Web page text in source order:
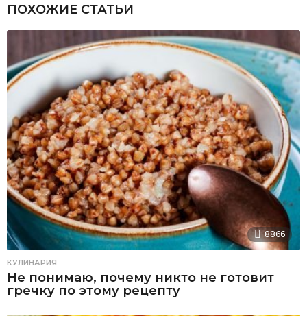
ПОХОЖИЕ СТАТЬИ
8866
КУЛИНАРИЯ
Не понимаю, почему никто не готовит
гречку по этому рецепту